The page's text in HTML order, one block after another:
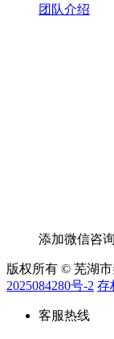
团队介绍
添加微信咨询
版权所有 © 芜湖
2025084280号-2 存
客服热线